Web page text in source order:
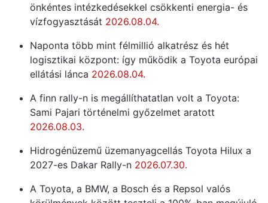
önkéntes intézkedésekkel csökkenti energia- és
vízfogyasztását 2026.08.04.
Naponta több mint félmillió alkatrész és hét
logisztikai központ: így működik a Toyota európai
ellátási lánca 2026.08.04.
A finn rally-n is megállíthatatlan volt a Toyota:
Sami Pajari történelmi győzelmet aratott
2026.08.03.
Hidrogénüzemű üzemanyagcellás Toyota Hilux a
2027-es Dakar Rally-n 2026.07.30.
A Toyota, a BMW, a Bosch és a Repsol valós